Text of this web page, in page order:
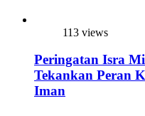
113 views
Peringatan Isra
Tekankan Peran
Iman